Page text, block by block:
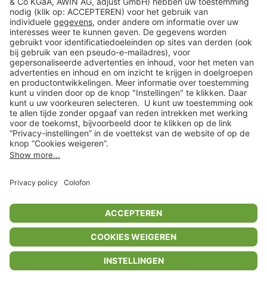
PrivacyinstellingenAlgemene voorwaardenPrivacybeleidColofon
Help Center